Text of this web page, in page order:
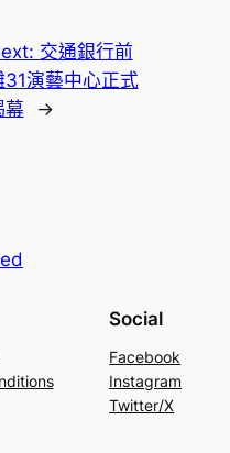
交通銀行前
31演藝中心正式
幕
→
Social
Facebook
Instagram
Twitter/X